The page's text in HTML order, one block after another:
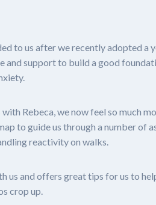
to us after we recently adopted a
and support to build a good
Rebeca, we now feel so much
to guide us through a number of
reactivity on walks.
us and offers great tips for us to
crop up.